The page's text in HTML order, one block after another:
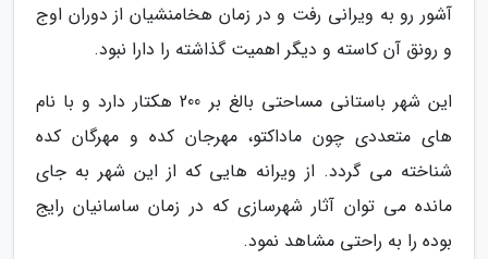
آشور رو به ویرانی رفت و در زمان هخامنشیان از دوران اوج
و رونق آن کاسته و دیگر اهمیت گذاشته را دارا نبود.
این شهر باستانی مساحتی بالغ بر 200 هکتار دارد و با نام
های متعددی چون ماداکتو، مهرجان کده و مهرگان کده
شناخته می گردد. از ویرانه هایی که از این شهر به جای
مانده می توان آثار شهرسازی که در زمان ساسانیان رایج
بوده را به راحتی مشاهد نمود.